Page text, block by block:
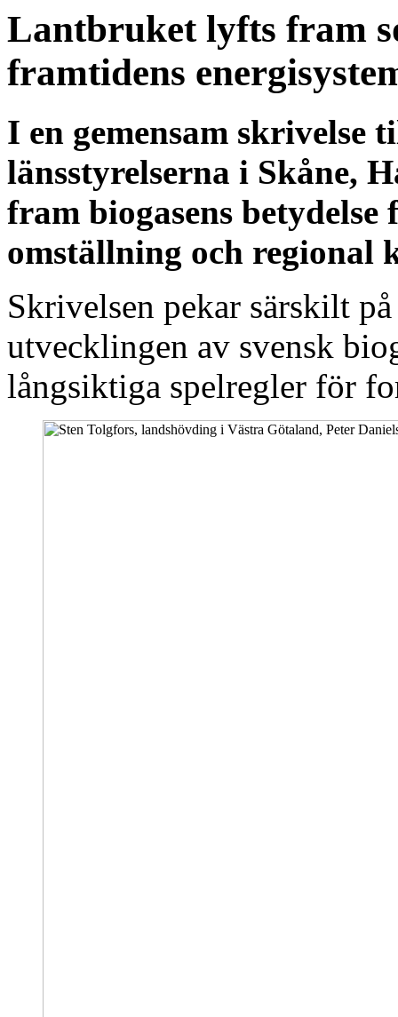
Lantbruket lyfts fram
framtidens
I en gemensam skrivelse
länsstyrelserna i Skåne,
fram biogasens
omställning och regional
Skrivelsen pekar särskilt
utvecklingen av svensk
långsiktiga spelregler för